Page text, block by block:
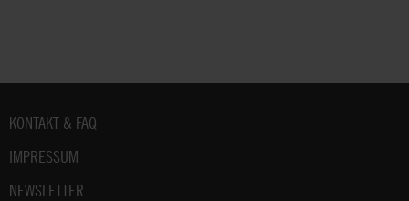
Fußbereich
KONTAKT & FAQ
IMPRESSUM
NEWSLETTER